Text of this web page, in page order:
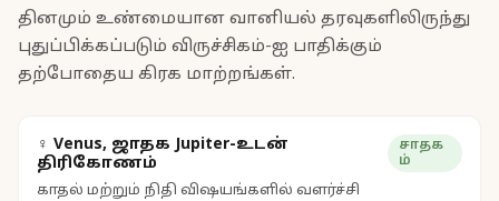
தினமும் உண்மையான வானியல் தரவுகளிலிருந்து
புதுப்பிக்கப்படும் விருச்சிகம்-ஐ பாதிக்கும்
தற்போதைய கிரக மாற்றங்கள்.
♀ Venus, ஜாதக Jupiter-உடன்
திரிகோணம்
சாதக
ம்
காதல் மற்றும் நிதி விஷயங்களில் வளர்ச்சி